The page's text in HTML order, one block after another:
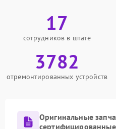
17
сотрудников в штате
3782
отремонтированных устройств
Оригинальные